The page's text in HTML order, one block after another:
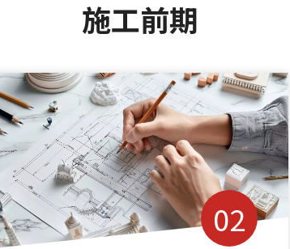
施工前期
03